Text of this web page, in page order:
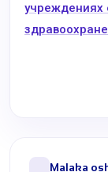
учреждениях
Malaka